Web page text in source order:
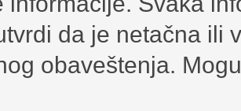
da je netačna ili
obaveštenja.